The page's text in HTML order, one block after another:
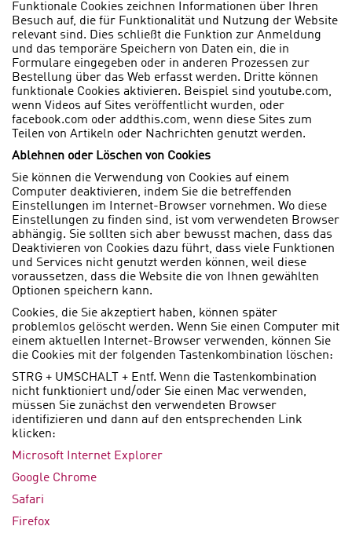
Funktionale Cookies zeichnen Informationen über Ihren
Besuch auf, die für Funktionalität und Nutzung der Website
relevant sind. Dies schließt die Funktion zur Anmeldung
und das temporäre Speichern von Daten ein, die in
Formulare eingegeben oder in anderen Prozessen zur
Bestellung über das Web erfasst werden. Dritte können
funktionale Cookies aktivieren. Beispiel sind youtube.com,
wenn Videos auf Sites veröffentlicht wurden, oder
facebook.com oder addthis.com, wenn diese Sites zum
Teilen von Artikeln oder Nachrichten genutzt werden.
Ablehnen oder Löschen von Cookies
Sie können die Verwendung von Cookies auf einem
Computer deaktivieren, indem Sie die betreffenden
Einstellungen im Internet-Browser vornehmen. Wo diese
Einstellungen zu finden sind, ist vom verwendeten Browser
abhängig. Sie sollten sich aber bewusst machen, dass das
Deaktivieren von Cookies dazu führt, dass viele Funktionen
und Services nicht genutzt werden können, weil diese
voraussetzen, dass die Website die von Ihnen gewählten
Optionen speichern kann.
Cookies, die Sie akzeptiert haben, können später
problemlos gelöscht werden. Wenn Sie einen Computer mit
einem aktuellen Internet-Browser verwenden, können Sie
die Cookies mit der folgenden Tastenkombination löschen:
STRG + UMSCHALT + Entf. Wenn die Tastenkombination
nicht funktioniert und/oder Sie einen Mac verwenden,
müssen Sie zunächst den verwendeten Browser
identifizieren und dann auf den entsprechenden Link
klicken:
Microsoft Internet Explorer
Google Chrome
Safari
Firefox